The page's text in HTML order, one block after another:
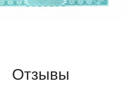
Отзывы